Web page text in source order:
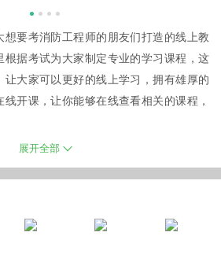
想要考消防工程师的朋友们打造的线上教
据考试为大家制定专业的学习课程，这
大家可以更好的线上学习，拥有雄厚的
开课，让你能够在线查看相关的课程，
动授课、回放、辅导答疑、智能题库、
，全方位为学员提供优越的学习服务。
格证书。
展开全部